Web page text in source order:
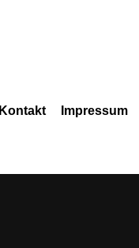
Kontakt Impressum